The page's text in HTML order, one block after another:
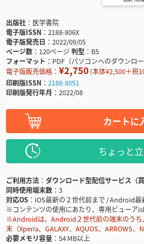
出版社
医学書院
電子版ISSN
2188-806X
電子版発売日
2022/09/05
ページ数
120ページ判型
B5
フォーマット
PDF（パソコンへのダウンロー
電子版販売価格： ¥2,750(本体¥2,500＋税
印刷版ISSN
2188-8051
印刷版発行年月
2022/08
カートに
ちょっと
ご利用方法
ダウンロード型配信サービス（買
同時使用端末数
3
対応OS
iOS最新の２世代前まで / Android最
※コンテンツの使用にあたり、専用ビューア
※Androidは、Android２世代前の端末のうち
末（Xperia、GALAXY、AQUOS、ARROWS
必要メモリ容量
54 MB以上